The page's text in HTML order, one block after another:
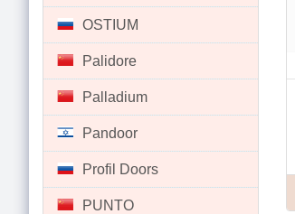
OSTIUM
Palidore
Palladium
Pandoor
Profil Doors
PUNTO